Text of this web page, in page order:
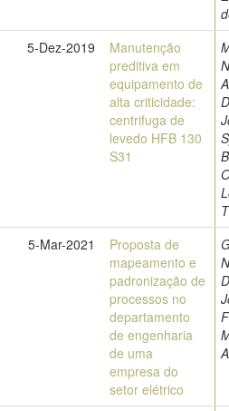
5-Dez-2019
Manutenção
preditiva em
equipamento de
alta criticidade:
centrifuga de
levedo HFB 130
S31
5-Mar-2021
Proposta de
mapeamento e
padronização de
processos no
departamento
de engenharia
de uma
empresa do
setor elétrico